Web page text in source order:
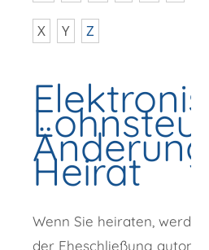
X Y Z
Änderung
Heirat
Wenn Sie heiraten, werden
der Eheschließung